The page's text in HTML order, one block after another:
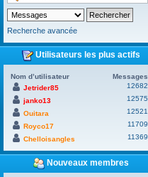
Recherche avancée
Utilisateurs les plus actifs
Nom d’utilisateur
Messages
Jetrider85
12682
janko13
12575
Ouitara
12521
Royco17
11709
Chelloisangles
11369
Nouveaux membres